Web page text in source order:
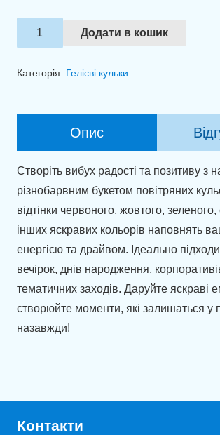
Кульки
з
Додати в кошик
Категорія: Гелієві кульки
Опис
Створіть вибух радості та позитиву з
різнобарвним букетом повітряних
відтінки червоного, жовтого, зеленого,
інших яскравих кольорів наповнять
енергією та драйвом. Ідеально
вечірок, днів народження,
тематичних заходів. Даруйте яскраві
створюйте моменти, які залишаться у
назавжди!
Контакти